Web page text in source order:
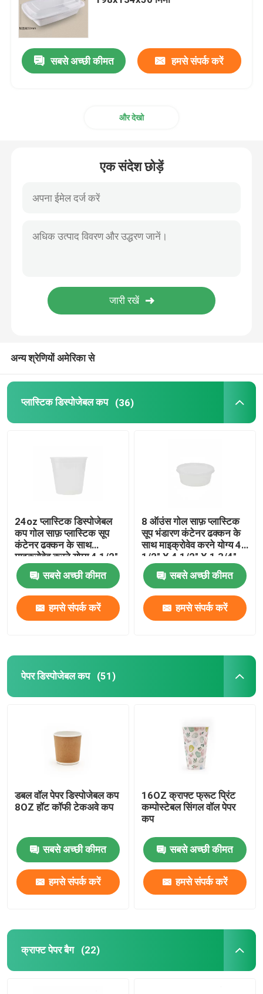
पेपर डिस्पोजेबल कप
क्राफ्ट पेपर बैग
पन्नी खाद्य कंटेनर
पॉप अप फ़ॉइल शीट
सिलिकॉन ग्रीसप्रूफ पेपर
ग्रीसप्रूफ वैक्स पेपर
सबसे अच्छी कीमत हमसे संपर्क करें
और देखो
एक संदेश छोड़ें
अन्य श्रेणियों अमेरिका से
प्लास्टिक डिस्पोजेबल कप (36)
24oz प्लास्टिक डिस्पोजेबल
कप गोल साफ़ प्लास्टिक सूप
कंटेनर ढक्कन के साथ
माइक्रोवेव करने योग्य 4 1/2"
X 4 1/2" X 4 1/4"
सबसे अच्छी कीमत
हमसे संपर्क करें
8 ऑउंस गोल साफ़ प्लास्टिक
सूप भंडारण कंटेनर ढक्कन के
साथ माइक्रोवेव करने योग्य 4
1/2" X 4 1/2" X 1 3/4"
सबसे अच्छी कीमत
हमसे संपर्क करें
पेपर डिस्पोजेबल कप (51)
डबल वॉल पेपर डिस्पोजेबल कप
8OZ ​​हॉट कॉफी टेकअवे कप
सबसे अच्छी कीमत
हमसे संपर्क करें
16OZ क्राफ्ट फ्रूट प्रिंट
कम्पोस्टेबल सिंगल वॉल पेपर
कप
सबसे अच्छी कीमत
हमसे संपर्क करें
क्राफ्ट पेपर बैग (22)